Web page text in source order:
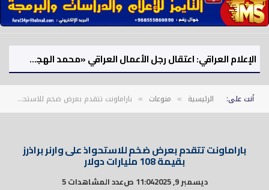
الإعلام العراقي: اعتقال رجل الأعمال العراقي «محمد الهجف» على خلفية قضايا وملفات فساد
أنت على: الرئيسية » منوعات » باراماونت تتقدم بعرض ضخم للاستحواذ على وارنر براذرز بقيمة 108 مليارات دولار
باراماونت تتقدم بعرض ضخم للاستحواذ على وارنر براذرز
بقيمة 108 مليارات دولار
ديسمبر 9, 2025 11:04 ص عدد المشاهدات 5